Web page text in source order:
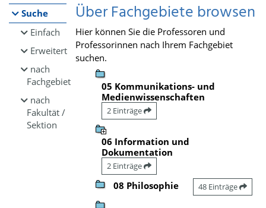
Suche
Einfach
Erweitert
nach
Fachgebiet
nach
Fakultät /
Sektion
Über Fachgebiete browsen
Hier können Sie die Professoren und
Professorinnen nach Ihrem Fachgebiet
suchen.
05 Kommunikations- und
Medienwissenschaften
2 Einträge
06 Information und
Dokumentation
2 Einträge
08 Philosophie 48 Einträge